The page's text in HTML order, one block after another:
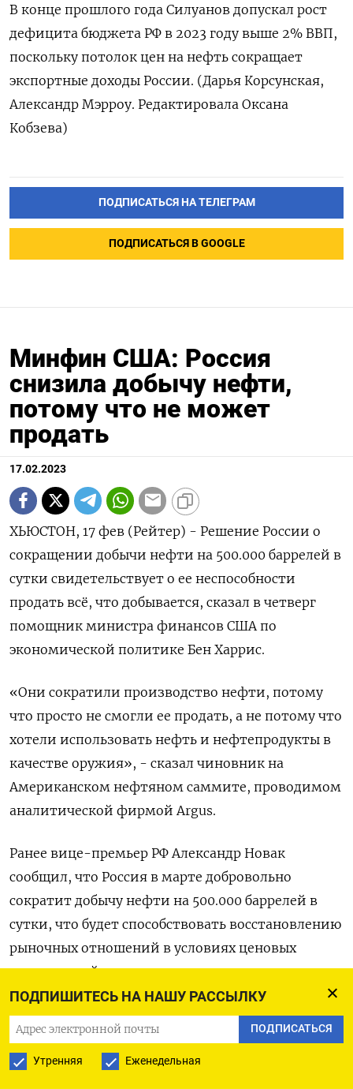
ПОДПИШИТЕСЬ НА НАШУ РАССЫЛКУ
ПОДПИСАТЬСЯ
Утренняя Еженедельная
В конце прошлого года Силуанов допускал рост
дефицита бюджета РФ в 2023 году выше 2% ВВП,
поскольку потолок цен на нефть сокращает
экспортные доходы России. (Дарья Корсунская,
Александр Мэрроу. Редактировала Оксана
Кобзева)
ПОДПИСАТЬСЯ НА ТЕЛЕГРАМ
ПОДПИСАТЬСЯ В GOOGLE
Минфин США: Россия
снизила добычу нефти,
потому что не может
продать
17.02.2023
ХЬЮСТОН, 17 фев (Рейтер) - Решение России о
сокращении добычи нефти на 500.000 баррелей в
сутки свидетельствует о ее неспособности
продать всё, что добывается, сказал в четверг
помощник министра финансов США по
экономической политике Бен Харрис.
«Они сократили производство нефти, потому
что просто не смогли ее продать, а не потому что
хотели использовать нефть и нефтепродукты в
качестве оружия», - сказал чиновник на
Американском нефтяном саммите, проводимом
аналитической фирмой Argus.
Ранее вице-премьер РФ Александр Новак
сообщил, что Россия в марте добровольно
сократит добычу нефти на 500.000 баррелей в
сутки, что будет способствовать восстановлению
рыночных отношений в условиях ценовых
ограничений.
Оригинал сообщения на английском языке
доступен по коду: (Арати Сомасекхар и Стефани
Келли)